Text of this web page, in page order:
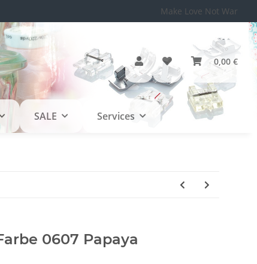
Make Love Not War
0,00 €
SALE Services
0607 Papaya